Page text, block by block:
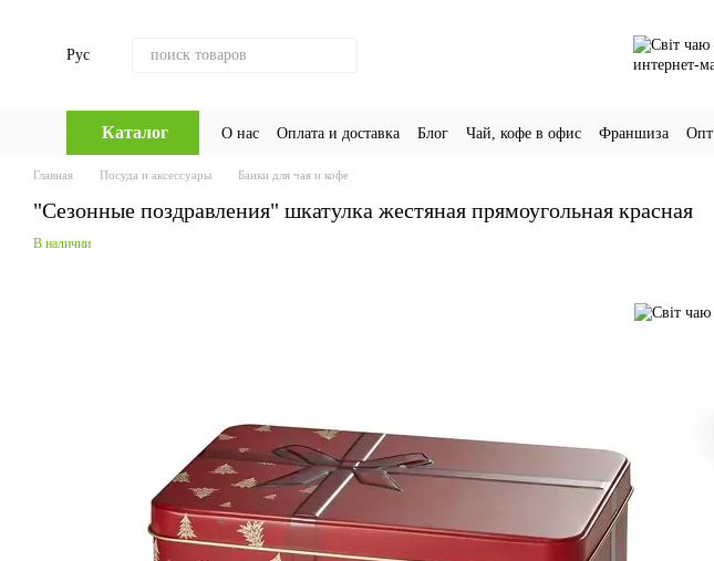
Рус
Каталог О нас Оплата и доставка Блог Чай, кофе в офис Франшиза Опт
Главная Посуда и аксессуары Банки для чая и кофе
"Сезонные поздравления" шкатулка жестяная прямоугольная красная
В наличии